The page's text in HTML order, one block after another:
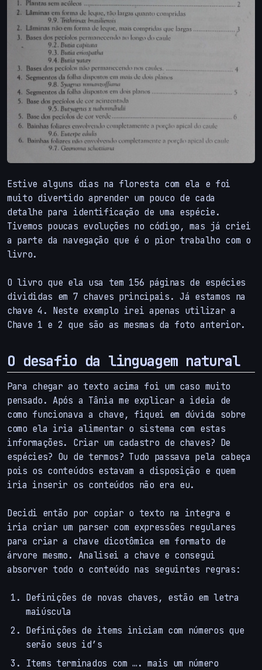
Estive alguns dias na floresta com ela e foi
muito divertido aprender um pouco de cada
detalhe para identificação de uma espécie.
Tivemos poucas evoluções no código, mas já criei
a parte da navegação que é o pior trabalho com o
livro.
O livro que ela usa tem 156 páginas de espécies
divididas em 7 chaves principais. Já estamos na
chave 4. Neste exemplo irei apenas utilizar a
Chave 1 e 2 que são as mesmas da foto anterior.
O desafio da linguagem natural
Para chegar ao texto acima foi um caso muito
pensado. Após a Tânia me explicar a ideia de
como funcionava a chave, fiquei em dúvida sobre
como ela iria alimentar o sistema com estas
informações. Criar um cadastro de chaves? De
espécies? Ou de termos? Tudo passava pela cabeça
pois os conteúdos estavam a disposição e quem
iria inserir os conteúdos não era eu.
Decidi então por copiar o texto na integra e
iria criar um parser com expressões regulares
para criar a chave dicotômica em formato de
árvore mesmo. Analisei a chave e consegui
absorver todo o conteúdo nas seguintes regras:
Definições de novas chaves, estão em letra
maiúscula
Definições de items iniciam com números que
serão seus id’s
Items terminados com …. mais um número